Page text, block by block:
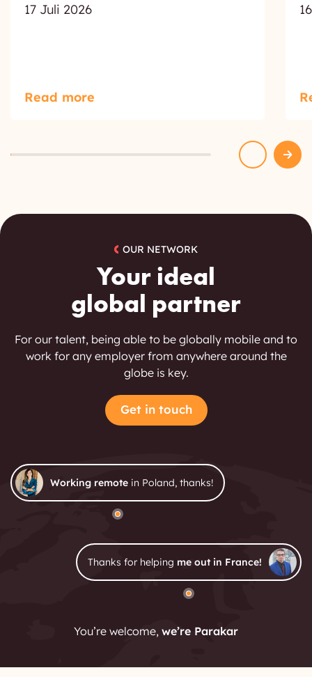
17 Juli 2026
Read more
OUR NETWORK
Your ideal
global partner
For our talent, being able to be globally mobile and to
work for any employer from anywhere around the
globe is key.
Get in touch
Working remote in Poland, thanks!
Thanks for helping me out in France!
You’re welcome, we’re Parakar